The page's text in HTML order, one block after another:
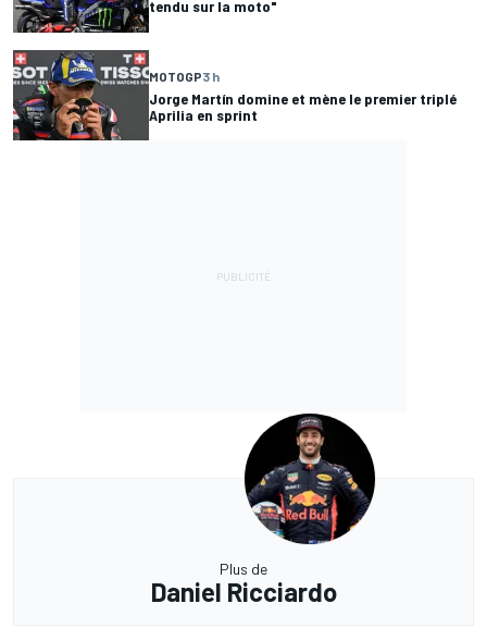
tendu sur la moto"
MOTOGP3 h
Jorge Martín domine et mène le premier triplé
Aprilia en sprint
Plus de
Daniel Ricciardo